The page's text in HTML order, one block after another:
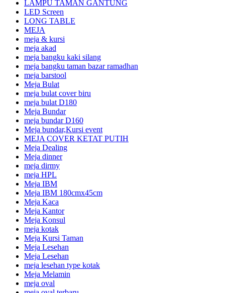
LAMPU TAMAN GANTUNG
LED Screen
LONG TABLE
MEJA
meja & kursi
meja akad
meja bangku kaki silang
meja bangku taman bazar ramadhan
meja barstool
Meja Bulat
meja bulat cover biru
meja bulat D180
Meja Bundar
meja bundar D160
Meja bundar,Kursi event
MEJA COVER KETAT PUTIH
Meja Dealing
Meja dinner
meja dirmy
meja HPL
Meja IBM
Meja IBM 180cmx45cm
Meja Kaca
Meja Kantor
Meja Konsul
meja kotak
Meja Kursi Taman
Meja Lesehan
Meja Lesehan
meja lesehan type kotak
Meja Melamin
meja oval